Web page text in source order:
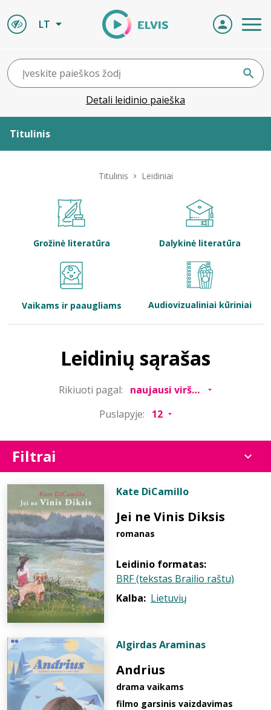
LT
Detali leidinio paieška
Titulinis
Bibliotekoms
Titulinis Leidiniai
Grožinė literatūra Dalykinė literatūra
Vaikams ir paaugliams Audiovizualiniai kūriniai
Leidinių sąrašas
Rikiuoti pagal:
Puslapyje:
Filtrai
Kate DiCamillo
Jei ne Vinis Diksis
romanas
Leidinio formatas:
BRF (tekstas Brailio raštu)
Kalba: Lietuvių
Algirdas Araminas
Andrius
drama vaikams
filmo garsinis vaizdavimas